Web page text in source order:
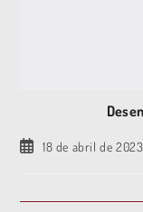
18 de abril de 2023